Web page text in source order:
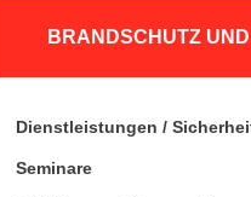
BRANDSCHUTZ
Dienstleistungen /
Seminare